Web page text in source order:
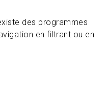
des programmes
en filtrant ou en